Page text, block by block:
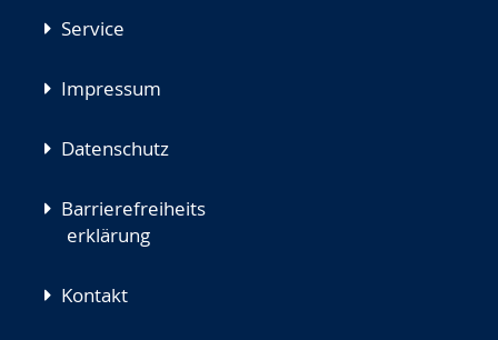
Service
Impressum
Datenschutz
Barrierefreiheits
erklärung
Kontakt